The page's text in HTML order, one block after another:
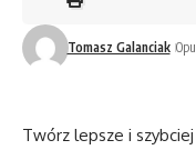
Tomasz Galanciak
Twórz lepsze i